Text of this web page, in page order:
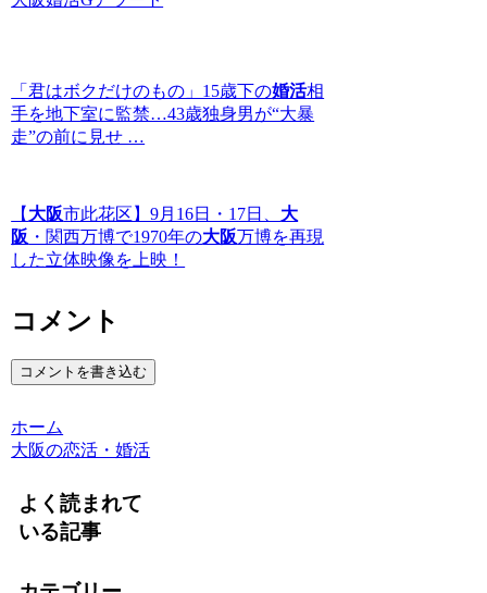
「君はボクだけのもの」15歳下の婚活相
手を地下室に監禁…43歳独身男が“大暴
走”の前に見せ …
【 大阪市此花区】9月16日・17日、 大
阪 ・関西万博で1970年の大阪万博を再現
した立体映像を上映！
コメント
コメントを書き込む
ホーム
大阪の恋活・婚活
よく読まれて
いる記事